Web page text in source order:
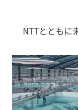
NTTとともに